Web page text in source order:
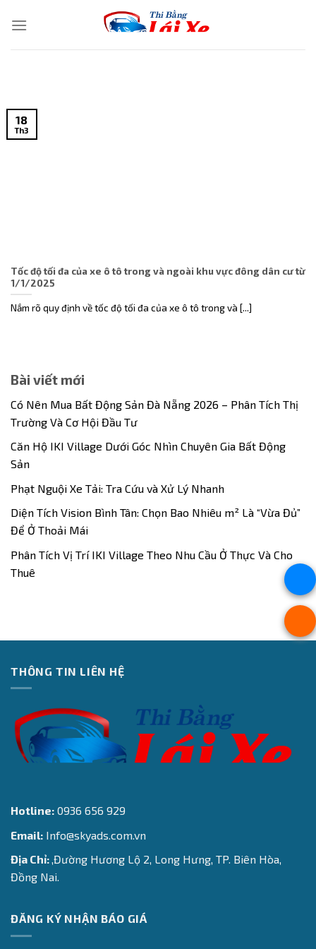
Tốc độ tối đa của xe ô tô trong và ngoài khu vực đông dân cư từ
1/1/2025
Nắm rõ quy định về tốc độ tối đa của xe ô tô trong và [...]
18
Th3
Bài viết mới
Có Nên Mua Bất Động Sản Đà Nẵng 2026 – Phân Tích Thị
Trường Và Cơ Hội Đầu Tư
Căn Hộ IKI Village Dưới Góc Nhìn Chuyên Gia Bất Động
Sản
Phạt Nguội Xe Tải: Tra Cứu và Xử Lý Nhanh
Diện Tích Vision Bình Tân: Chọn Bao Nhiêu m² Là “Vừa Đủ”
Để Ở Thoải Mái
Phân Tích Vị Trí IKI Village Theo Nhu Cầu Ở Thực Và Cho
Thuê
THÔNG TIN LIÊN HỆ
Hotline: 0936 656 929
Email: Info@skyads.com.vn
Địa Chỉ:,Đường Hương Lộ 2, Long Hưng, TP. Biên Hòa,
Đồng Nai.
ĐĂNG KÝ NHẬN BÁO GIÁ